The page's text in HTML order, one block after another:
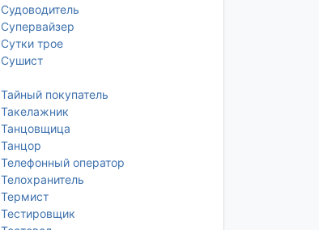
Судоводитель
Супервайзер
Сутки трое
Сушист
Тайный покупатель
Такелажник
Танцовщица
Танцор
Телефонный оператор
Телохранитель
Термист
Тестировщик